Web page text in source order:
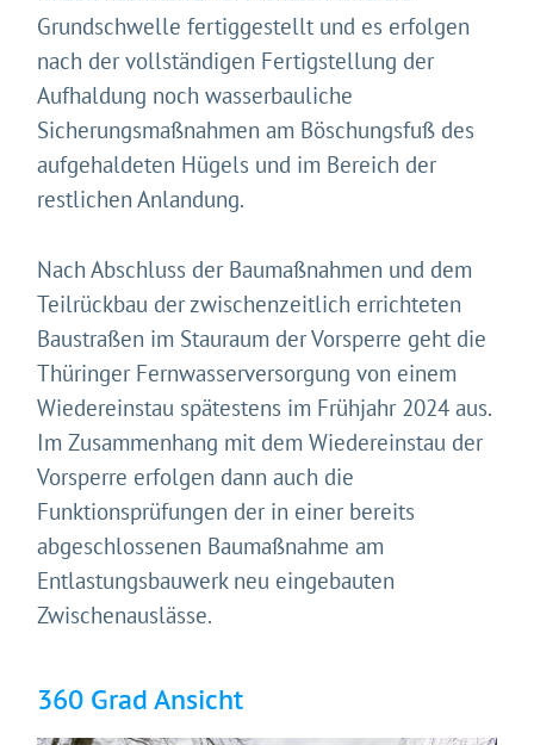
Grundschwelle fertiggestellt und es erfolgen
nach der vollständigen Fertigstellung der
Aufhaldung noch wasserbauliche
Sicherungsmaßnahmen am Böschungsfuß des
aufgehaldeten Hügels und im Bereich der
restlichen Anlandung.
Nach Abschluss der Baumaßnahmen und dem
Teilrückbau der zwischenzeitlich errichteten
Baustraßen im Stauraum der Vorsperre geht die
Thüringer Fernwasserversorgung von einem
Wiedereinstau spätestens im Frühjahr 2024 aus.
Im Zusammenhang mit dem Wiedereinstau der
Vorsperre erfolgen dann auch die
Funktionsprüfungen der in einer bereits
abgeschlossenen Baumaßnahme am
Entlastungsbauwerk neu eingebauten
Zwischenauslässe.
360 Grad Ansicht